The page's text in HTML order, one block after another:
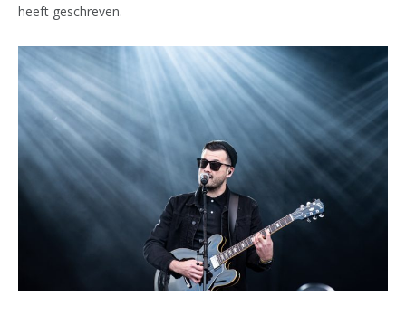
heeft geschreven.